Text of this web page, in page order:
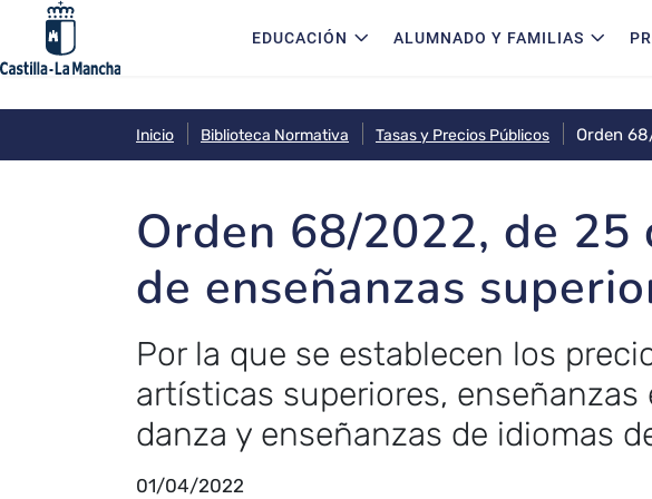
Pasar al contenido principalNavegación principal
EDUCACIÓN ALUMNADO Y FAMILIAS
Inicio Biblioteca Normativa Tasas y Precios Públicos Orden
Orden 68/2022, de 25
de enseñanzas
Por la que se establecen los
artísticas superiores,
danza y enseñanzas de idiomas
01/04/2022